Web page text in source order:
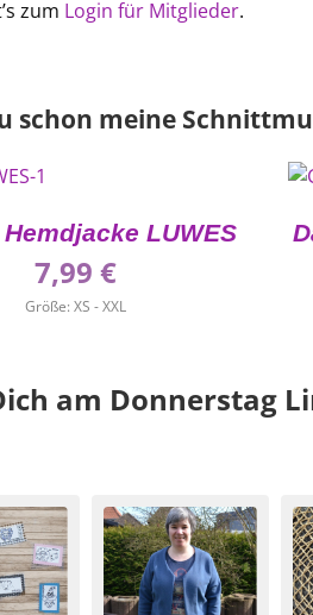
zum Login für Mitglieder.
schon meine
LUWES
7,99 €
Größe: XS - XXL
am Donnerstag